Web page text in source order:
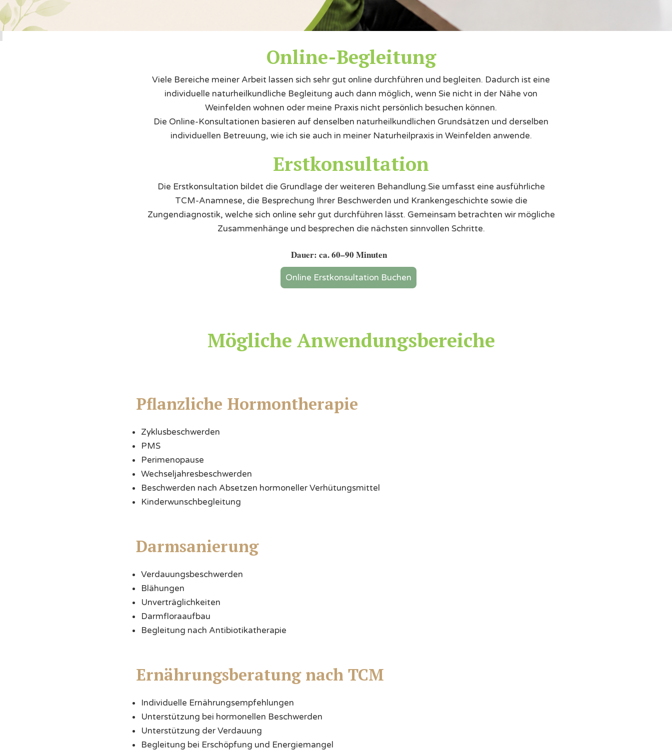
Online-Begleitung
Viele Bereiche meiner Arbeit lassen sich sehr gut online durchführen und begleiten. Dadurch ist eine
individuelle naturheilkundliche Begleitung auch dann möglich, wenn Sie nicht in der Nähe von
Weinfelden wohnen oder meine Praxis nicht persönlich besuchen können.
Die Online-Konsultationen basieren auf denselben naturheilkundlichen Grundsätzen und derselben
individuellen Betreuung, wie ich sie auch in meiner Naturheilpraxis in Weinfelden anwende.
Erstkonsultation
Die Erstkonsultation bildet die Grundlage der weiteren Behandlung.Sie umfasst eine ausführliche
TCM-Anamnese, die Besprechung Ihrer Beschwerden und Krankengeschichte sowie die
Zungendiagnostik, welche sich online sehr gut durchführen lässt. Gemeinsam betrachten wir mögliche
Zusammenhänge und besprechen die nächsten sinnvollen Schritte.
Dauer: ca. 60–90 Minuten
Online Erstkonsultation Buchen
Mögliche Anwendungsbereiche
Pflanzliche Hormontherapie
Zyklusbeschwerden
PMS
Perimenopause
Wechseljahresbeschwerden
Beschwerden nach Absetzen hormoneller Verhütungsmittel
Kinderwunschbegleitung
Darmsanierung
Verdauungsbeschwerden
Blähungen
Unverträglichkeiten
Darmfloraaufbau
Begleitung nach Antibiotikatherapie
Ernährungsberatung nach TCM
Individuelle Ernährungsempfehlungen
Unterstützung bei hormonellen Beschwerden
Unterstützung der Verdauung
Begleitung bei Erschöpfung und Energiemangel